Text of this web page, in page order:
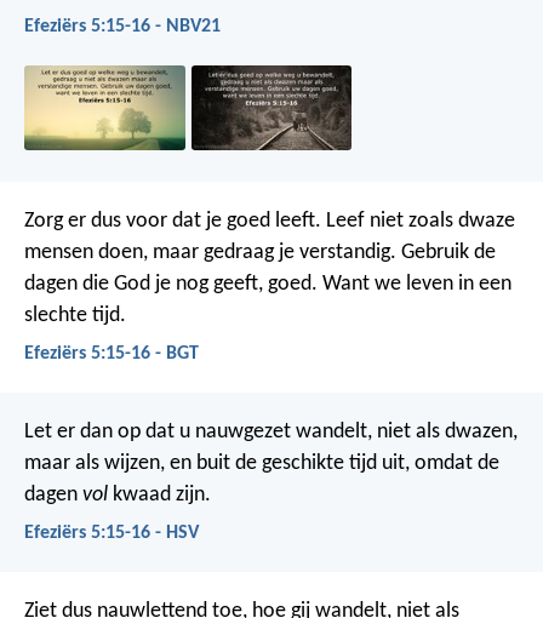
Efeziërs 5:15-16 - NBV21
Zorg er dus voor dat je goed leeft. Leef niet zoals dwaze
mensen doen, maar gedraag je verstandig. Gebruik de
dagen die God je nog geeft, goed. Want we leven in een
slechte tijd.
Efeziërs 5:15-16 - BGT
Let er dan op dat u nauwgezet wandelt, niet als dwazen,
maar als wijzen, en buit de geschikte tijd uit, omdat de
dagen vol kwaad zijn.
Efeziërs 5:15-16 - HSV
Ziet dus nauwlettend toe, hoe gij wandelt, niet als